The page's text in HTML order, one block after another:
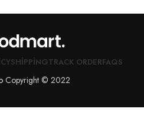
SHIPPINGTRACK ORDERFAQS
Copyright © 2022